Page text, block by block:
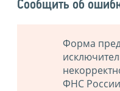
Сообщить об
Форма
ФНС